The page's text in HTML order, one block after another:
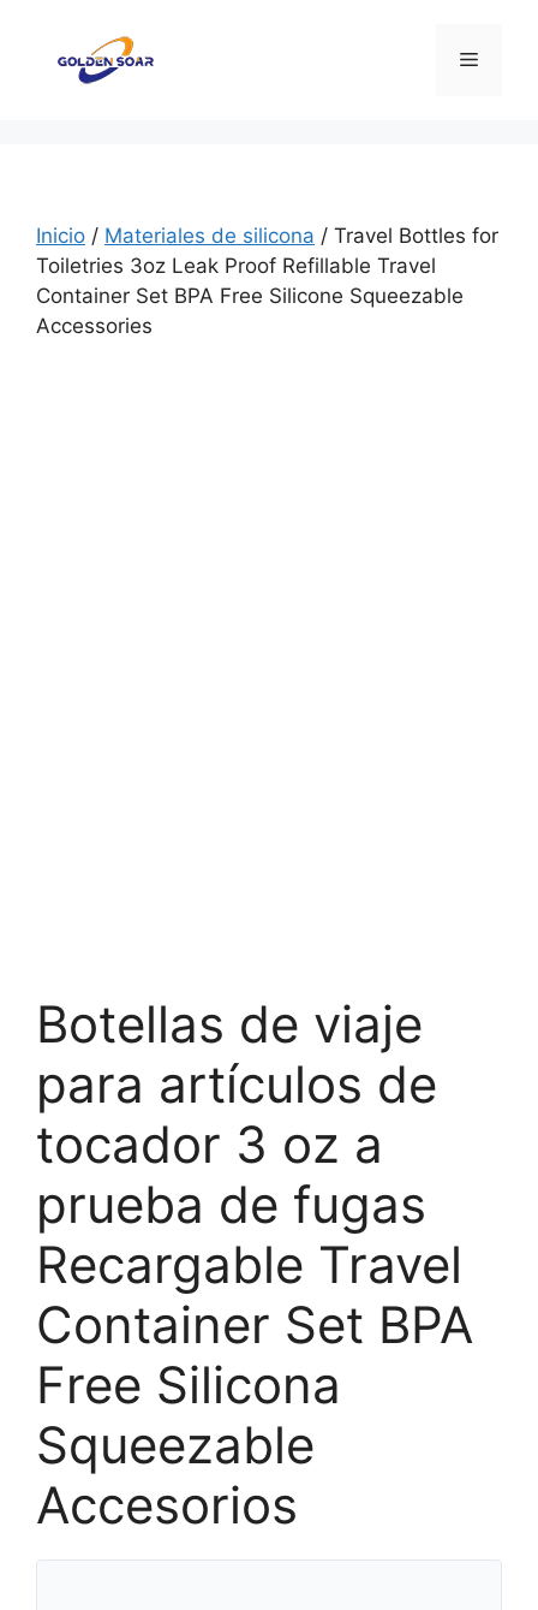
contenido
Menú
Inicio / Materiales de silicona / Travel Bottles for
Toiletries 3oz Leak Proof Refillable Travel
Container Set BPA Free Silicone Squeezable
Accessories
Botellas de viaje
para artículos de
tocador 3 oz a
prueba de fugas
Recargable Travel
Container Set BPA
Free Silicona
Squeezable
Accesorios